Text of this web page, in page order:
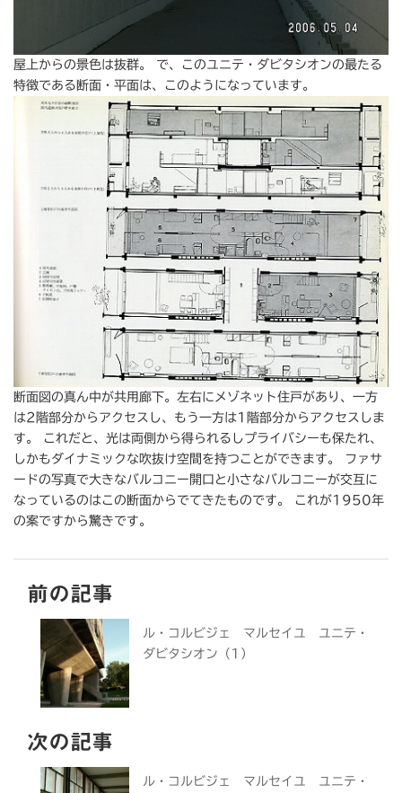
屋上からの景色は抜群。 で、このユニテ・ダビタシオンの最たる
特徴である断面・平面は、このようになっています。
断面図の真ん中が共用廊下。左右にメゾネット住戸があり、一方
は2階部分からアクセスし、もう一方は1階部分からアクセスしま
す。 これだと、光は両側から得られるしプライバシーも保たれ、
しかもダイナミックな吹抜け空間を持つことができます。 ファサ
ードの写真で大きなバルコニー開口と小さなバルコニーが交互に
なっているのはこの断面からでてきたものです。 これが1950年
の案ですから驚きです。
前の記事
ル・コルビジェ マルセイユ ユニテ・
ダビタシオン（1）
次の記事
ル・コルビジェ マルセイユ ユニテ・